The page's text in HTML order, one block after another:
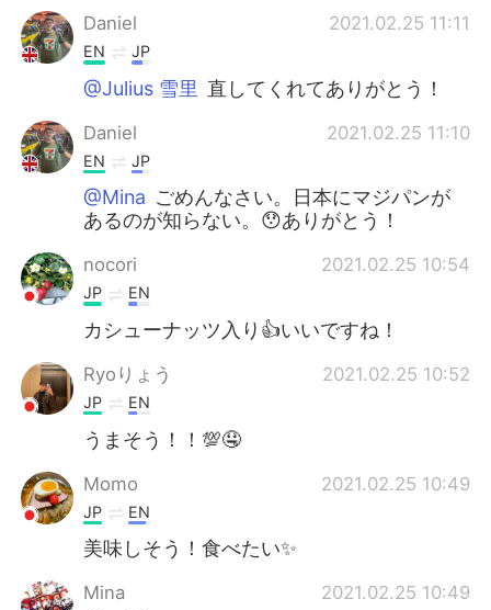
Daniel 2021.02.25 11:11
EN JP
@Julius 雪里 直してくれてありがとう！
Daniel 2021.02.25 11:10
EN JP
@Mina ごめんなさい。日本にマジパンが
あるのが知らない。😯ありがとう！
nocori 2021.02.25 10:54
JP EN
カシューナッツ入り👍いいですね！
Ryoりょう 2021.02.25 10:52
JP EN
うまそう！！💯🤤
Momo 2021.02.25 10:49
JP EN
美味しそう！食べたい✨
Mina 2021.02.25 10:49